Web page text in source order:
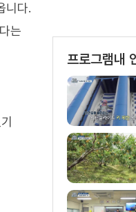
니다.
는
프로그램내